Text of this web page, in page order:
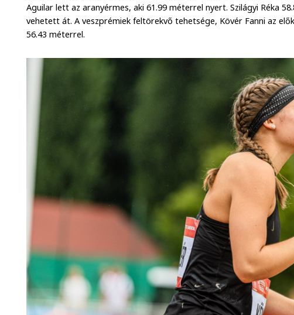
Aguilar lett az aranyérmes, aki 61.99 méterrel nyert. Szilágyi Réka
vehetett át. A veszprémiek feltörekvő tehetsége, Kövér Fanni az
56.43 méterrel.